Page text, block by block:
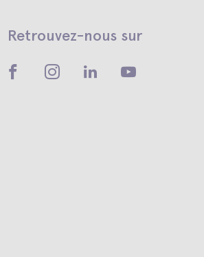
Retrouvez-nous sur